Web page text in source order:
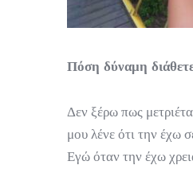
Πόση δύναμη
Δεν ξέρω πως
μου λένε ότι την έχω
Εγώ όταν την έχω